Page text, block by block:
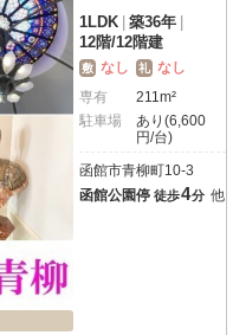
1LDK 築36年
12階/12階建
敷 なし 礼 なし
専有
211m²
駐車場
あり(6,600
円/台)
函館市青柳町10-3
函館公園停 徒歩4分 他